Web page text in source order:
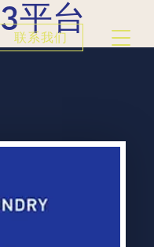
平台
联系我们